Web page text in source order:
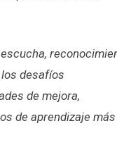
desafíos
de mejora,
de aprendizaje más